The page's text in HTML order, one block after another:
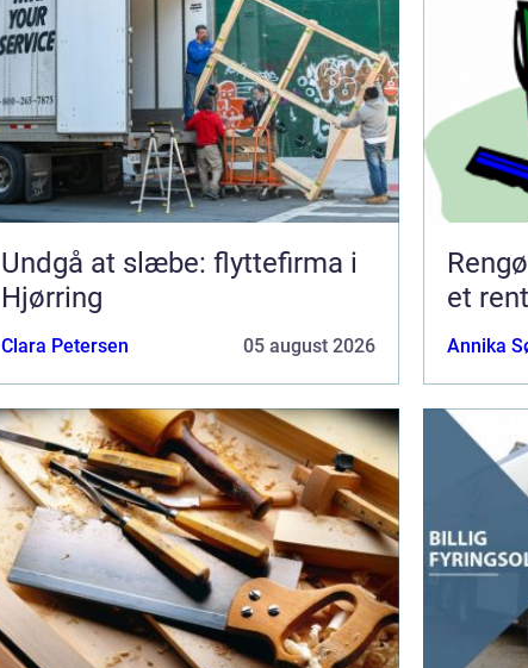
Undgå at slæbe: flyttefirma i
Hjørring
Clara Petersen 05 august 2026
Rengøring
et
Annika